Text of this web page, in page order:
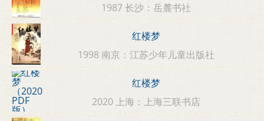
1987 长沙：岳麓书社
红楼梦
1998 南京：江苏少年儿童出版社
红楼梦
2020 上海：上海三联书店